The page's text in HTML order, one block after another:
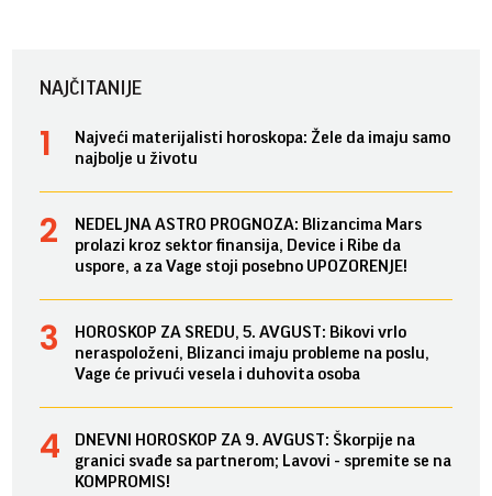
NAJČITANIJE
Najveći materijalisti horoskopa: Žele da imaju samo
najbolje u životu
NEDELJNA ASTRO PROGNOZA: Blizancima Mars
prolazi kroz sektor finansija, Device i Ribe da
uspore, a za Vage stoji posebno UPOZORENJE!
HOROSKOP ZA SREDU, 5. AVGUST: Bikovi vrlo
neraspoloženi, Blizanci imaju probleme na poslu,
Vage će privući vesela i duhovita osoba
DNEVNI HOROSKOP ZA 9. AVGUST: Škorpije na
granici svađe sa partnerom; Lavovi - spremite se na
KOMPROMIS!